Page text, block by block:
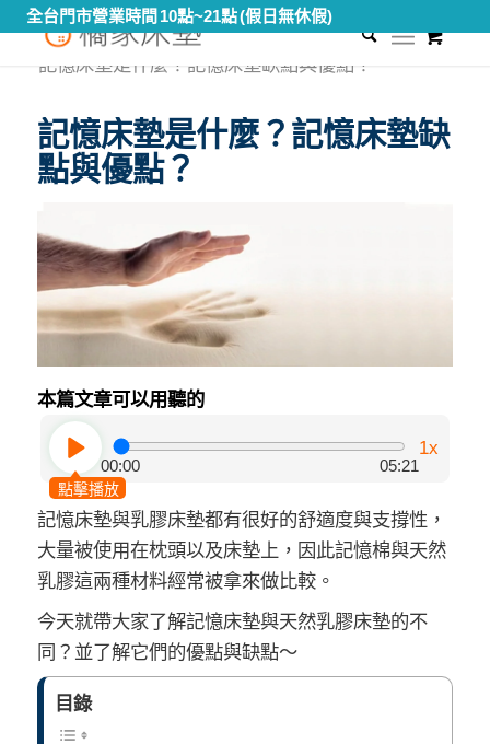
全台門市營業時間 10點~21點 (假日無休假)
您現在的位置： 首頁 /知識專區 /
床墊材料大解密 /
記憶床墊是什麼？記憶床墊缺點與優點？
記憶床墊是什麼？記憶床墊缺
點與優點？
本篇文章可以用聽的
點擊播放
00:00 05:21
1x
記憶床墊與乳膠床墊都有很好的舒適度與支撐性，
大量被使用在枕頭以及床墊上，因此記憶棉與天然
乳膠這兩種材料經常被拿來做比較。
今天就帶大家了解記憶床墊與天然乳膠床墊的不
同？並了解它們的優點與缺點～
目錄